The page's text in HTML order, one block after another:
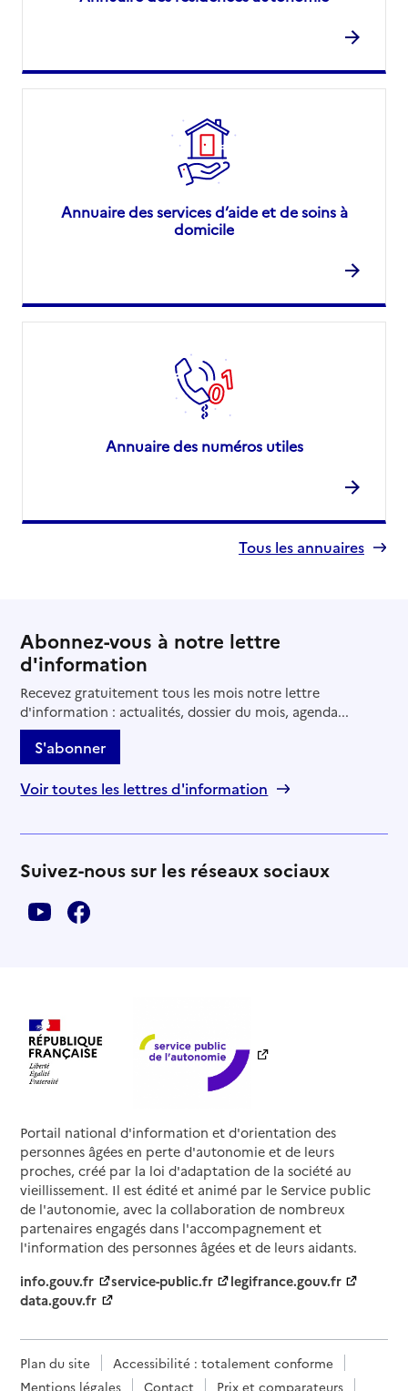
Annuaire des services d’aide et de soins à
domicile
Annuaire des numéros utiles
Tous les annuaires
Abonnez-vous à notre lettre
d'information
Recevez gratuitement tous les mois notre lettre
d'information : actualités, dossier du mois, agenda...
S'abonner
Voir toutes les lettres d'information
Suivez-nous sur les réseaux sociaux
Portail national d'information et d'orientation des
personnes âgées en perte d'autonomie et de leurs
proches, créé par la loi d'adaptation de la société au
vieillissement. Il est édité et animé par le Service public
de l'autonomie, avec la collaboration de nombreux
partenaires engagés dans l'accompagnement et
l'information des personnes âgées et de leurs aidants.
info.gouv.fr
service-public.fr
legifrance.gouv.fr
data.gouv.fr
Plan du site
Accessibilité : totalement conforme
Mentions légales
Contact
Prix et comparateurs